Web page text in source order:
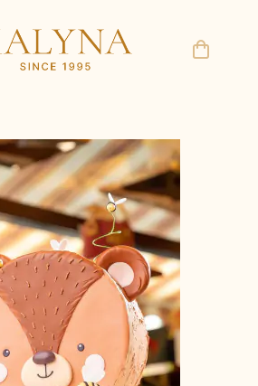
(068) 497-19-98
ПТ 8:00 20:00
НД 9:00 20:00
колекція міні-тортів
Торти
Морозиво
замовлення
солодощів
Свіжа випічка